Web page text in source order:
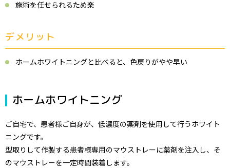
施術を任せられるため楽
デメリット
ホームホワイトニングと比べると、色戻りがやや早い
ホームホワイトニング
ご自宅で、患者様ご自身が、低濃度の薬剤を使用して行うホワイト
ニングです。
型取りして作製する患者様専用のマウストレーに薬剤を注入し、そ
のマウストレーを一定時間装着します。